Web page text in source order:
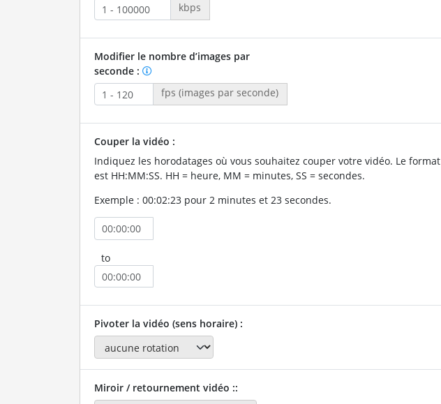
kbps
Modifier le nombre d’images par
seconde :
fps (images par seconde)
Couper la vidéo :
Indiquez les horodatages où vous souhaitez couper votre vidéo. Le format
est HH:MM:SS. HH = heure, MM = minutes, SS = secondes.
Exemple : 00:02:23 pour 2 minutes et 23 secondes.
to
Pivoter la vidéo (sens horaire) :
Miroir / retournement vidéo ::